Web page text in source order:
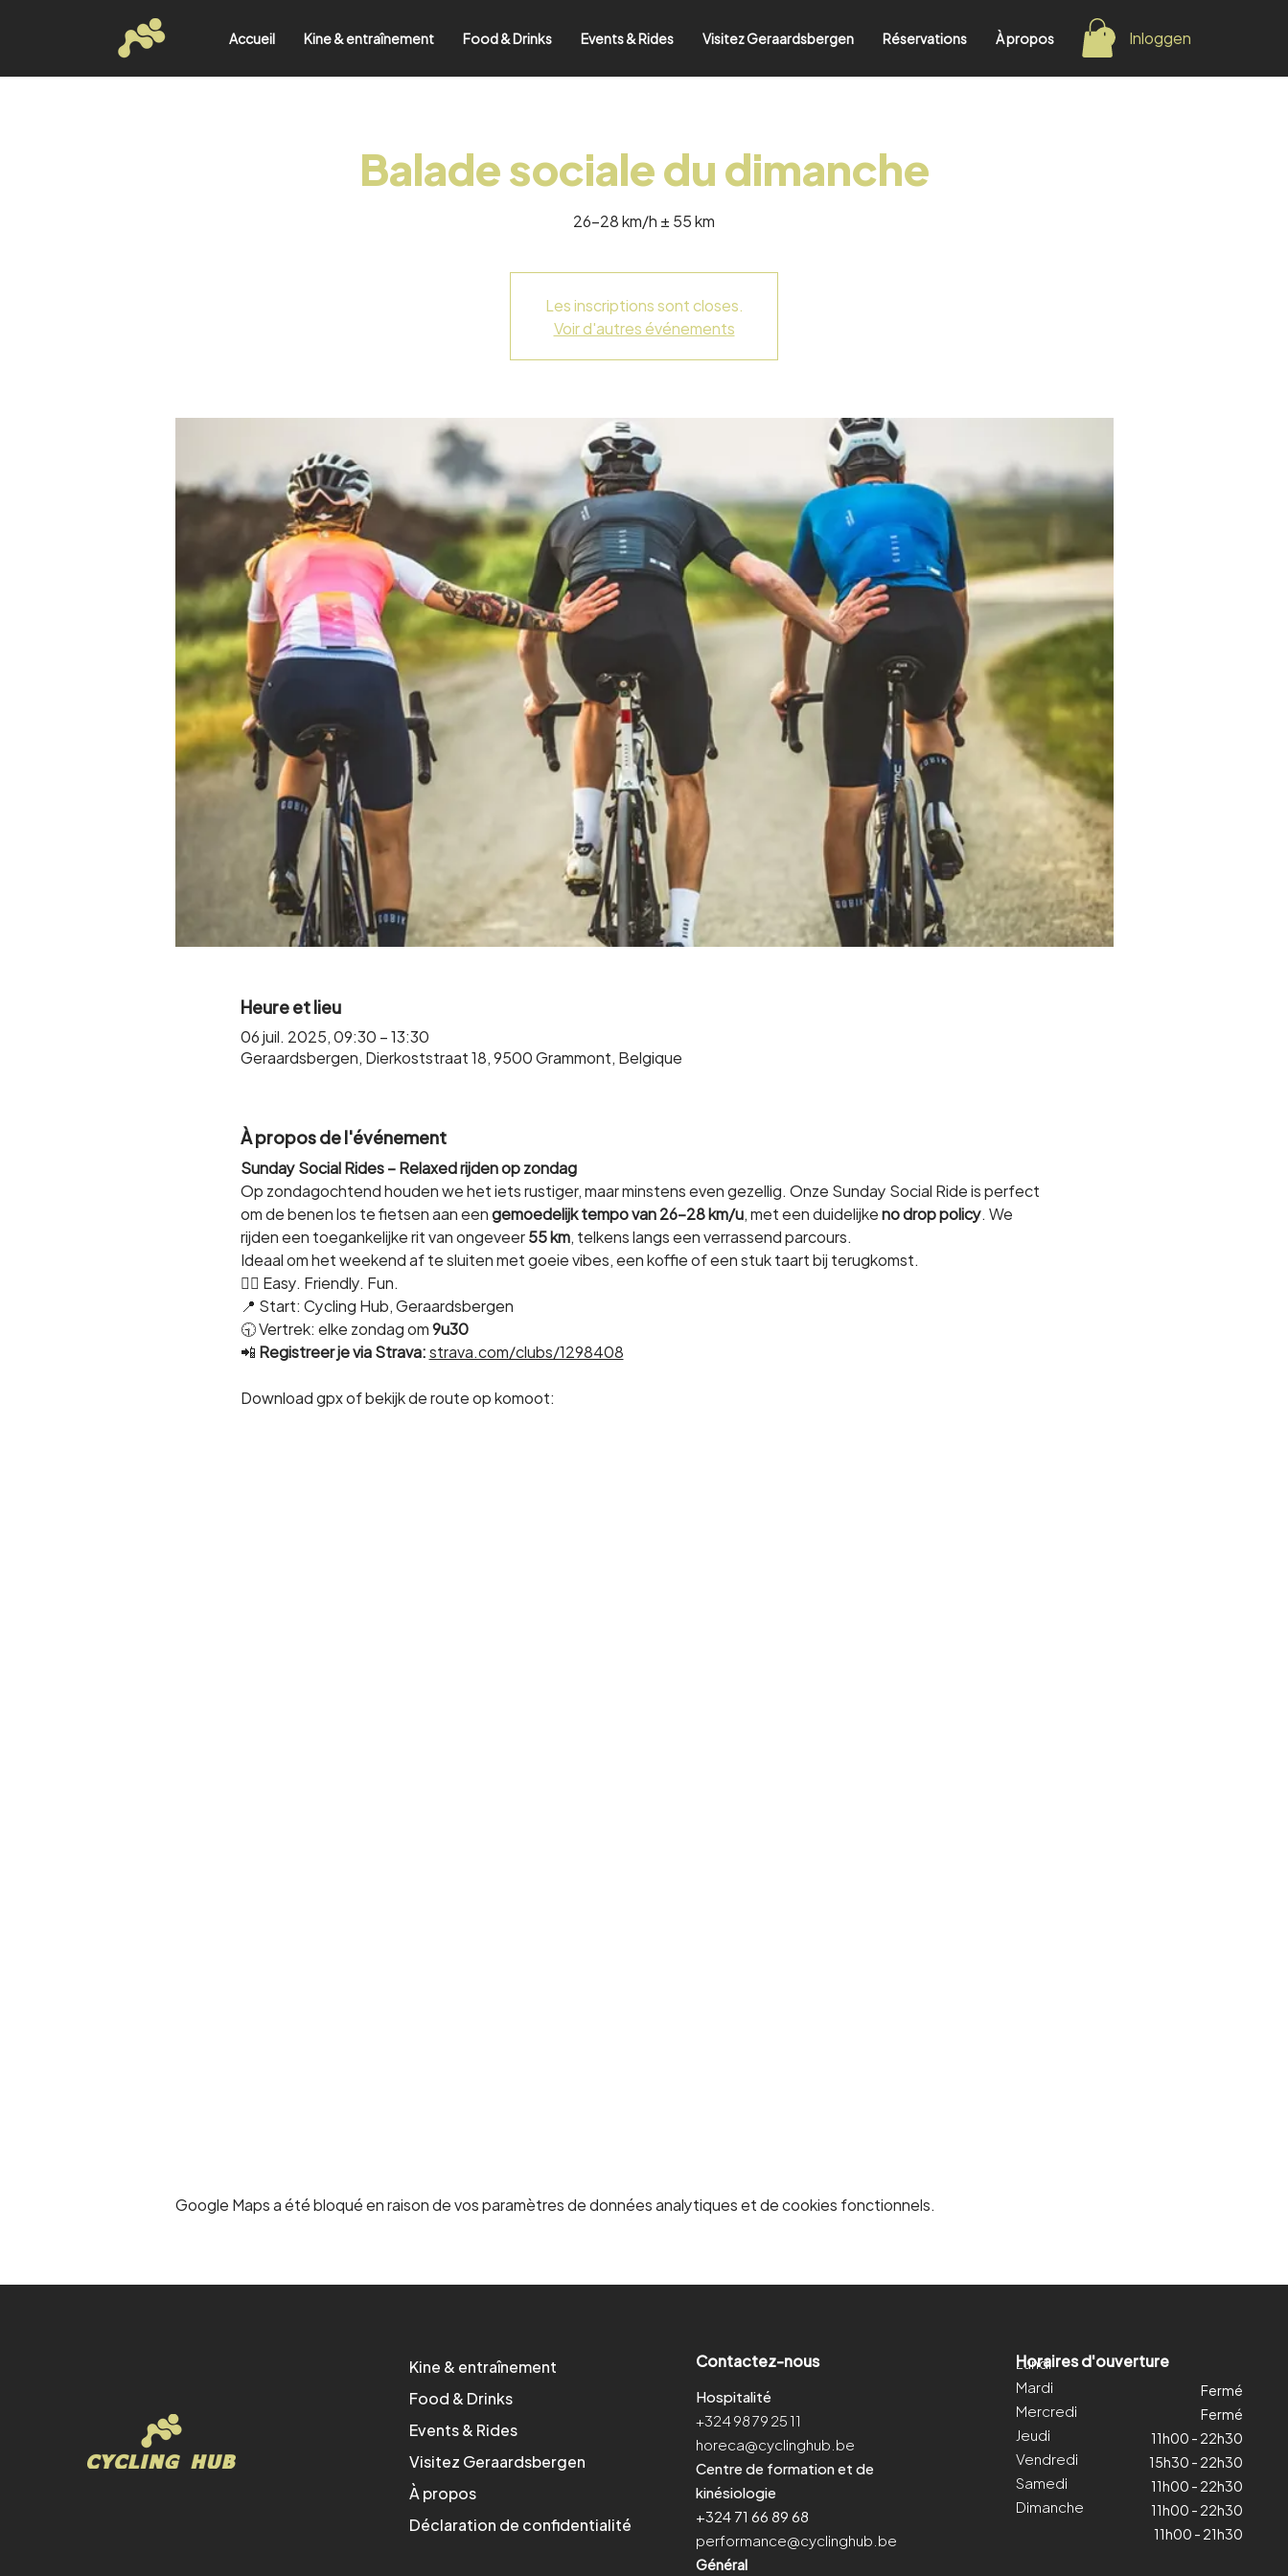
Accueil Kine & entraînement Food & Drinks Events & Rides Visitez Geraardsbergen Réservations À propos Inloggen
Balade sociale du dimanche
26-28 km/h ± 55 km
Les inscriptions sont closes.
Voir d'autres événements
Heure et lieu
06 juil. 2025, 09:30 – 13:30
Geraardsbergen, Dierkoststraat 18, 9500 Grammont, Belgique
À propos de l'événement
Sunday Social Rides – Relaxed rijden op zondag
Op zondagochtend houden we het iets rustiger, maar minstens even gezellig. Onze Sunday Social Ride is perfect
om de benen los te fietsen aan een gemoedelijk tempo van 26-28 km/u, met een duidelijke no drop policy. We
rijden een toegankelijke rit van ongeveer 55 km, telkens langs een verrassend parcours.
Ideaal om het weekend af te sluiten met goeie vibes, een koffie of een stuk taart bij terugkomst.
🚴‍♀️ Easy. Friendly. Fun.
📍 Start: Cycling Hub, Geraardsbergen
🕤 Vertrek: elke zondag om 9u30
📲 Registreer je via Strava:strava.com/clubs/1298408
Download gpx of bekijk de route op komoot:
Google Maps a été bloqué en raison de vos paramètres de données analytiques et de cookies fonctionnels.
Kine & entraînement
Food & Drinks
Events & Rides
Visitez Geraardsbergen
À propos
Déclaration de confidentialité
Contactez-nous
Hospitalité
+324 98 79 25 11
horeca@cyclinghub.be
Centre de formation et de
kinésiologie
+324 71 66 89 68
performance@cyclinghub.be
Général
Fermé
Fermé
11h00 - 22h30
15h30 - 22h30
11h00 - 22h30
11h00 - 22h30
11h00 - 21h30
Lundi
Mardi
Mercredi
Jeudi
Vendredi
Samedi
Dimanche
Horaires d'ouverture